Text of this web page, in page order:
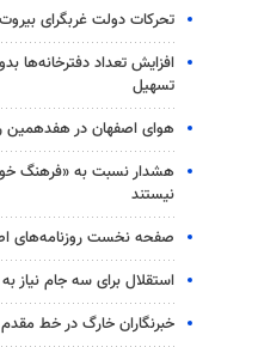
تحرکات دولت غربگرای
افزایش تعداد دفترخانه‌ها
تسهیل
هوای اصفهان در هفدهمین
هشدار نسبت به «فرهنگ
نیستند
صفحه نخست روزنامه‌های اصفهان
استقلال برای سه جام نیاز
خبرنگاران خارگ در خط